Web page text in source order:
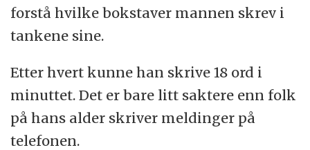
forstå hvilke bokstaver mannen skrev i
tankene sine.
Etter hvert kunne han skrive 18 ord i
minuttet. Det er bare litt saktere enn folk
på hans alder skriver meldinger på
telefonen.